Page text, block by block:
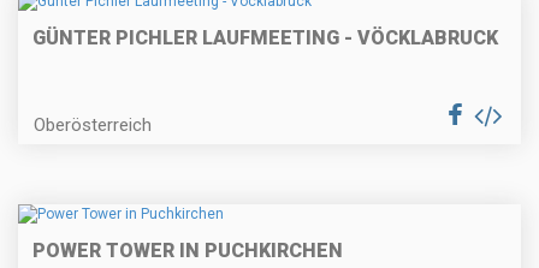
GÜNTER PICHLER LAUFMEETING - VÖCKLABRUCK
Oberösterreich
POWER TOWER IN PUCHKIRCHEN